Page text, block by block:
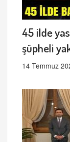
45 ilde
şüpheli
14 Temmuz